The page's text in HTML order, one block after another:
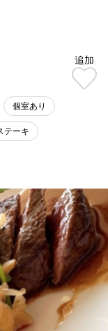
追加
個室あり
テーキ